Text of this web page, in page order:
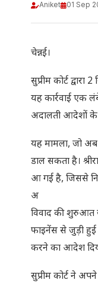
Aniket 01 Sep
चेन्नई।
सुप्रीम कोर्ट
यह कार्रवाई एक
अदालती आदेशों के
यह मामला, जो अब
डाल सकता है।
आ गई है, जिससे
अ
विवाद की शुरुआत
फाइनेंस से जुड़ी हुई
करने का आदेश
सुप्रीम कोर्ट ने